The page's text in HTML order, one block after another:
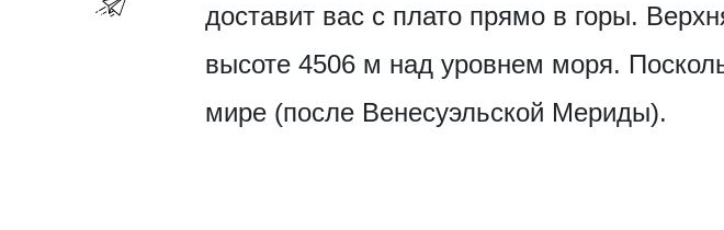
доставит вас с плато прямо в горы.
высоте 4506 м над уровнем моря.
мире (после Венесуэльской Мериды).